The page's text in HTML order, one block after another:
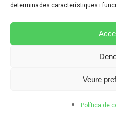
determinades característiques i
Veure
Política de
POLÍTICA DE COOKIES (UE)
CONDICIONS PARTICULARS
POLÍTICA DE PRIVACITAT